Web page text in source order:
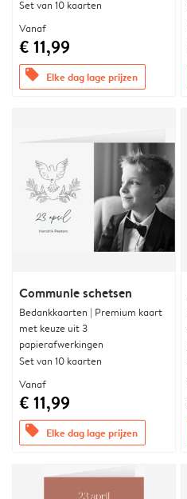
Set van 10 kaarten
Vanaf
€ 11,99
offers Elke dag lage prijzen
Communie schetsen
Bedankkaarten | Premium kaart
met keuze uit 3
papierafwerkingen
Set van 10 kaarten
Vanaf
€ 11,99
offers Elke dag lage prijzen